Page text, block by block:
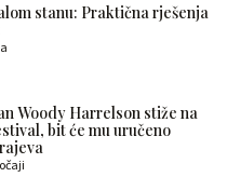
stanu: Praktična rješenja
Woody Harrelson stiže na
bit će mu uručeno